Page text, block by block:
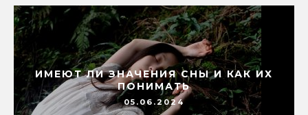
ИМЕЮТ ЛИ ЗНАЧЕНИЯ СНЫ И КАК ИХ
ПОНИМАТЬ
05.06.2024